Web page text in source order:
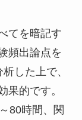
てを暗記す
頻出論点を
した上で、
果的です。
80時間、関